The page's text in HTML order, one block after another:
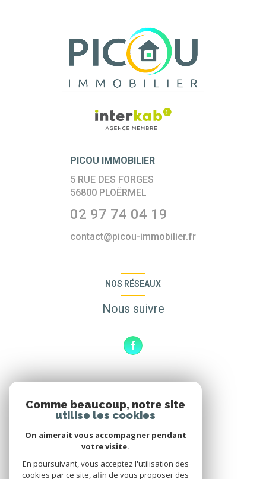
PICOU IMMOBILIER
5 RUE DES FORGES
56800 PLOËRMEL
02 97 74 04 19
contact@picou-immobilier.fr
NOS RÉSEAUX
Nous suivre
Nous adhérons
Comme beaucoup, notre site
utilise les cookies
On aimerait vous accompagner pendant
votre visite.
En poursuivant, vous acceptez l'utilisation des
cookies par ce site, afin de vous proposer des